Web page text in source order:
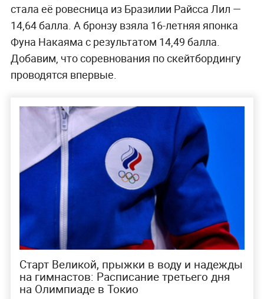
стала её ровесница из Бразилии Райсса Лил —
14,64 балла. А бронзу взяла 16-летняя японка
Фуна Накаяма с результатом 14,49 балла.
Добавим, что соревнования по скейтбордингу
проводятся впервые.
Старт Великой, прыжки в воду и надежды
на гимнастов: Расписание третьего дня
на Олимпиаде в Токио